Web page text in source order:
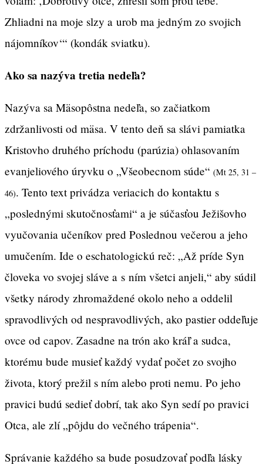
Zhliadni na moje slzy a urob ma jedným zo svojich
nájomníkov‘“ (kondák sviatku).
Ako sa nazýva tretia nedeľa?
Nazýva sa Mäsopôstna nedeľa, so začiatkom
zdržanlivosti od mäsa. V tento deň sa slávi pamiatka
Kristovho druhého príchodu (parúzia) ohlasovaním
evanjeliového úryvku o „Všeobecnom súde“ (Mt 25, 31 –
46). Tento text privádza veriacich do kontaktu s
„poslednými skutočnosťami“ a je súčasťou Ježišovho
vyučovania učeníkov pred Poslednou večerou a jeho
umučením. Ide o eschatologickú reč: „Až príde Syn
človeka vo svojej sláve a s ním všetci anjeli,“ aby súdil
všetky národy zhromaždené okolo neho a oddelil
spravodlivých od nespravodlivých, ako pastier oddeľuje
ovce od capov. Zasadne na trón ako kráľ a sudca,
ktorému bude musieť každý vydať počet zo svojho
života, ktorý prežil s ním alebo proti nemu. Po jeho
pravici budú sedieť dobrí, tak ako Syn sedí po pravici
Otca, ale zlí „pôjdu do večného trápenia“.
Správanie každého sa bude posudzovať podľa lásky